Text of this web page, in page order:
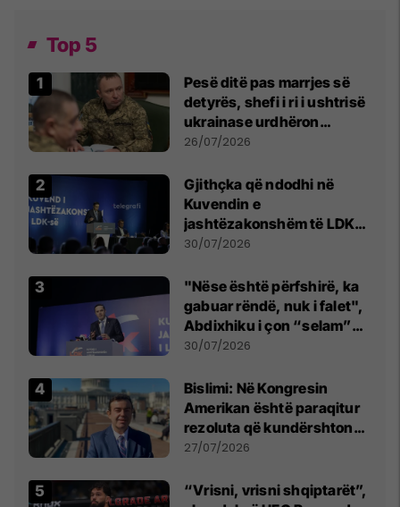
Top 5
Pesë ditë pas marrjes së
detyrës, shefi i ri i ushtrisë
ukrainase urdhëron
kontroll të madh
26/07/2026
Gjithçka që ndodhi në
Kuvendin e
jashtëzakonshëm të LDK-
së
30/07/2026
"Nëse është përfshirë, ka
gabuar rëndë, nuk i falet",
Abdixhiku i çon “selam”
Përparim Ramës
30/07/2026
Bislimi: Në Kongresin
Amerikan është paraqitur
rezoluta që kundërshton
mbajtjen e Asamblesë
në Beograd
27/07/2026
“Vrisni, vrisni shqiptarët”,